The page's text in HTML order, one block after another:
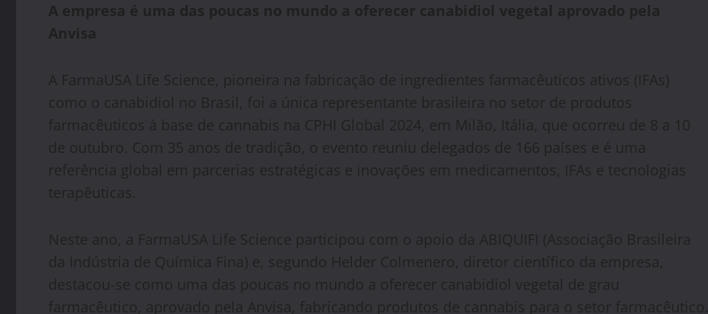
A empresa é uma das poucas no mundo a oferecer canabidiol vegetal aprovado pela
Anvisa
A FarmaUSA Life Science, pioneira na fabricação de ingredientes farmacêuticos ativos (IFAs)
como o canabidiol no Brasil, foi a única representante brasileira no setor de produtos
farmacêuticos à base de cannabis na CPHI Global 2024, em Milão, Itália, que ocorreu de 8 a 10
de outubro. Com 35 anos de tradição, o evento reuniu delegados de 166 países e é uma
referência global em parcerias estratégicas e inovações em medicamentos, IFAs e tecnologias
terapêuticas.
Neste ano, a FarmaUSA Life Science participou com o apoio da ABIQUIFI (Associação Brasileira
da Indústria de Química Fina) e, segundo Helder Colmenero, diretor científico da empresa,
destacou-se como uma das poucas no mundo a oferecer canabidiol vegetal de grau
farmacêutico, aprovado pela Anvisa, fabricando produtos de cannabis para o setor farmacêutico.